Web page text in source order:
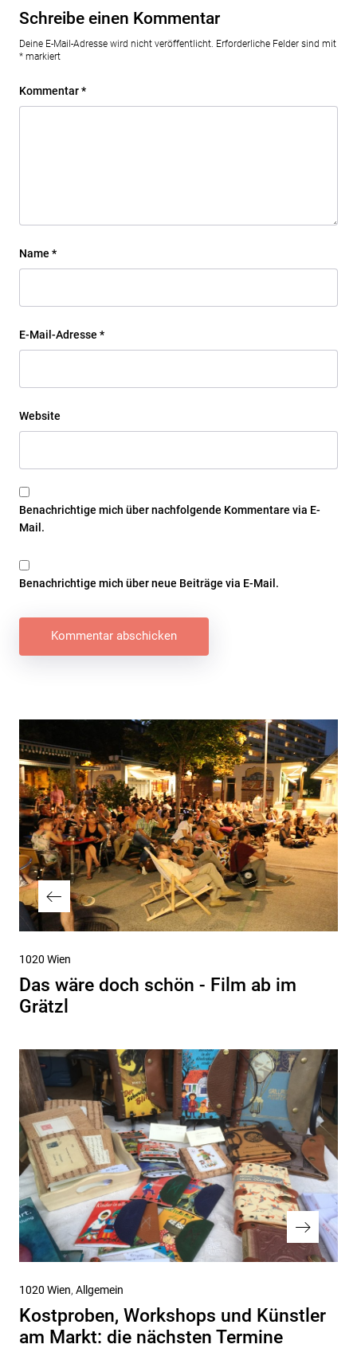
Schreibe einen Kommentar
Deine E-Mail-Adresse wird nicht veröffentlicht. Erforderliche Felder sind mit
* markiert
Kommentar*
Name *
E-Mail-Adresse *
Website
Benachrichtige mich über nachfolgende Kommentare via E-
Mail.
Benachrichtige mich über neue Beiträge via E-Mail.
Vorheriger
Beitrag
1020 Wien
Das wäre doch schön - Film ab im
Grätzl
Nächster
Beitrag
1020 Wien Allgemein
Kostproben, Workshops und Künstler
am Markt: die nächsten Termine